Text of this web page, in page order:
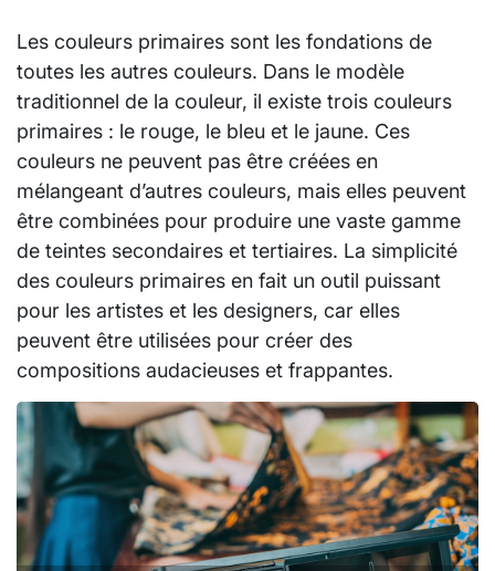
Les couleurs primaires sont les fondations de
toutes les autres couleurs. Dans le modèle
traditionnel de la couleur, il existe trois couleurs
primaires : le rouge, le bleu et le jaune. Ces
couleurs ne peuvent pas être créées en
mélangeant d’autres couleurs, mais elles peuvent
être combinées pour produire une vaste gamme
de teintes secondaires et tertiaires. La simplicité
des couleurs primaires en fait un outil puissant
pour les artistes et les designers, car elles
peuvent être utilisées pour créer des
compositions audacieuses et frappantes.